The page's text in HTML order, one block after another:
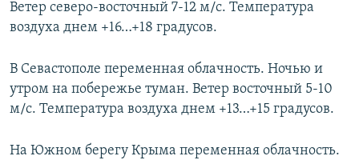
Ветер северо-восточный 7-12 м/с. Температура
воздуха днем +16…+18 градусов.
В Севастополе переменная облачность. Ночью и
утром на побережье туман. Ветер восточный 5-10
м/с. Температура воздуха днем +13…+15 градусов.
На Южном берегу Крыма переменная облачность.